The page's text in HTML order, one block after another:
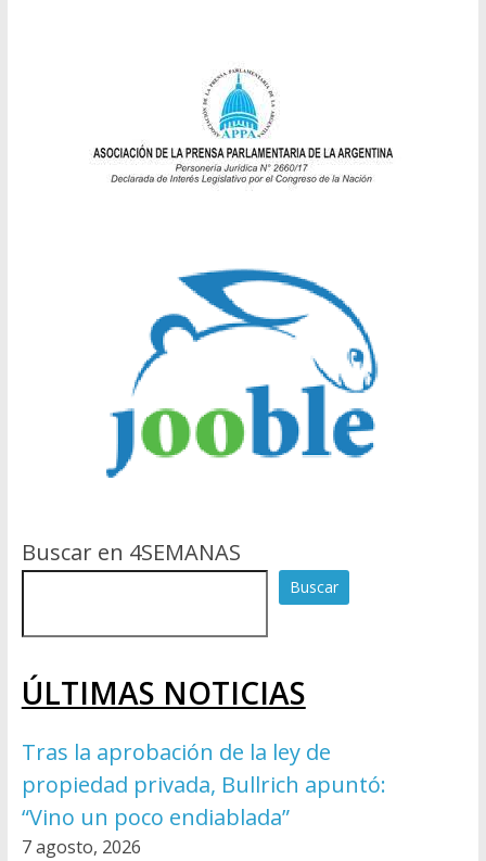
Buscar en 4SEMANAS
Buscar
ÚLTIMAS NOTICIAS
Tras la aprobación de la ley de
propiedad privada, Bullrich apuntó:
“Vino un poco endiablada”
7 agosto, 2026